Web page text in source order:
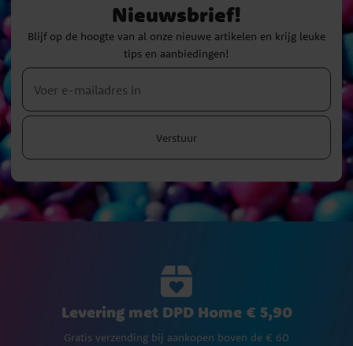
Nieuwsbrief!
Blijf op de hoogte van al onze nieuwe artikelen en krijg leuke
tips en aanbiedingen!
Verstuur
Levering met DPD Home € 5,90
Gratis verzending bij aankopen boven de € 60